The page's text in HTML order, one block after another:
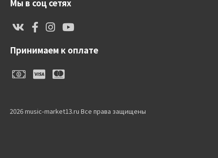
Мы в соц сетях
Принимаем к оплате
2026 music-market13.ru Все права защищены